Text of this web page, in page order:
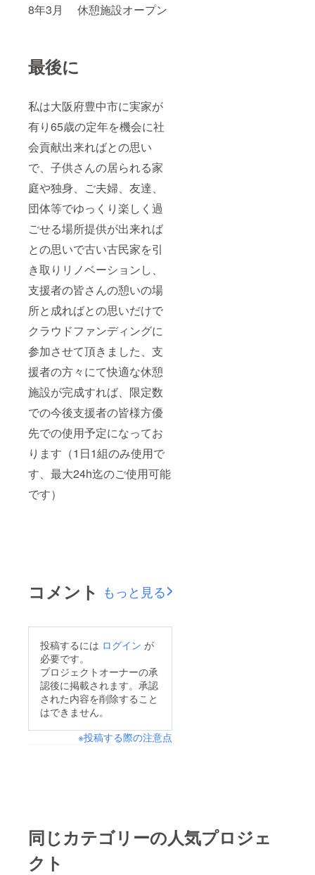
8年3月 休憩施設オープン
最後に
私は大阪府豊中市に実家が
有り65歳の定年を機会に社
会貢献出来ればとの思い
で、子供さんの居られる家
庭や独身、ご夫婦、友達、
団体等でゆっくり楽しく過
ごせる場所提供が出来れば
との思いで古い古民家を引
き取りリノベーションし、
支援者の皆さんの憩いの場
所と成ればとの思いだけで
クラウドファンディングに
参加させて頂きました、支
援者の方々にて快適な休憩
施設が完成すれば、限定数
での今後支援者の皆様方優
先での使用予定になってお
ります（1日1組のみ使用で
す、最大24h迄のご使用可能
です）
コメント もっと見る
投稿するには ログイン が
必要です。
プロジェクトオーナーの承
認後に掲載されます。承認
された内容を削除すること
はできません。
※投稿する際の注意点
同じカテゴリーの人気プロジェ
クト